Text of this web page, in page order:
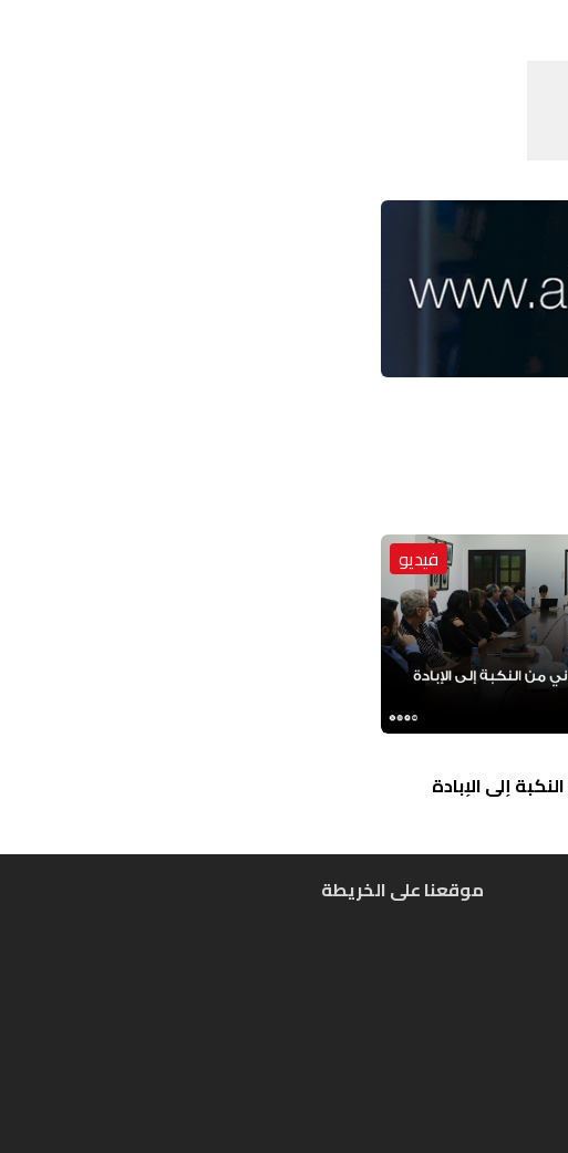
فيديو
إلى الإبادة
موقعنا على الخريطة